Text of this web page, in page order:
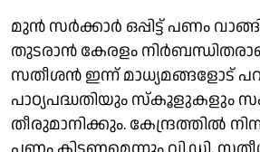
മുൻ സർക്കാർ ഒപ്പിട്ട് പണം
തുടരാൻ കേരളം
സതീശൻ ഇന്ന് മാധ്യമങ്ങളോട്
പാഠ്യപദ്ധതിയും സ്കൂളുകളും
തീരുമാനിക്കും. കേന്ദ്രത്തിൽ